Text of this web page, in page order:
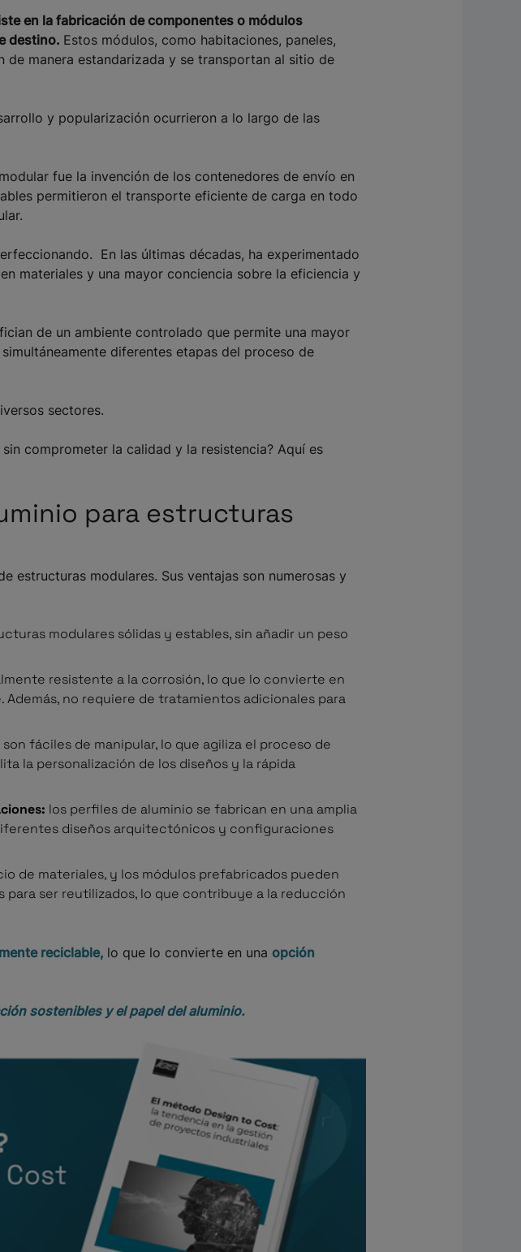
en la fabricación de componentes o módulos
destino. Estos módulos, como habitaciones, paneles,
manera estandarizada y se transportan al sitio de
y popularización ocurrieron a lo largo de las
fue la invención de los contenedores de envío en
permitieron el transporte eficiente de carga en todo
En las últimas décadas, ha experimentado
materiales y una mayor conciencia sobre la eficiencia y
de un ambiente controlado que permite una mayor
diferentes etapas del proceso de
sectores.
comprometer la calidad y la resistencia? Aquí es
para estructuras
estructuras modulares. Sus ventajas son numerosas y
modulares sólidas y estables, sin añadir un peso
resistente a la corrosión, lo que lo convierte en
no requiere de tratamientos adicionales para
son fáciles de manipular, lo que agiliza el proceso de
la personalización de los diseños y la rápida
los perfiles de aluminio se fabrican en una amplia
diseños arquitectónicos y configuraciones
de materiales, y los módulos prefabricados pueden
ser reutilizados, lo que contribuye a la reducción
reciclable, lo que lo convierte en unaopción
sostenibles y el papel del aluminio.